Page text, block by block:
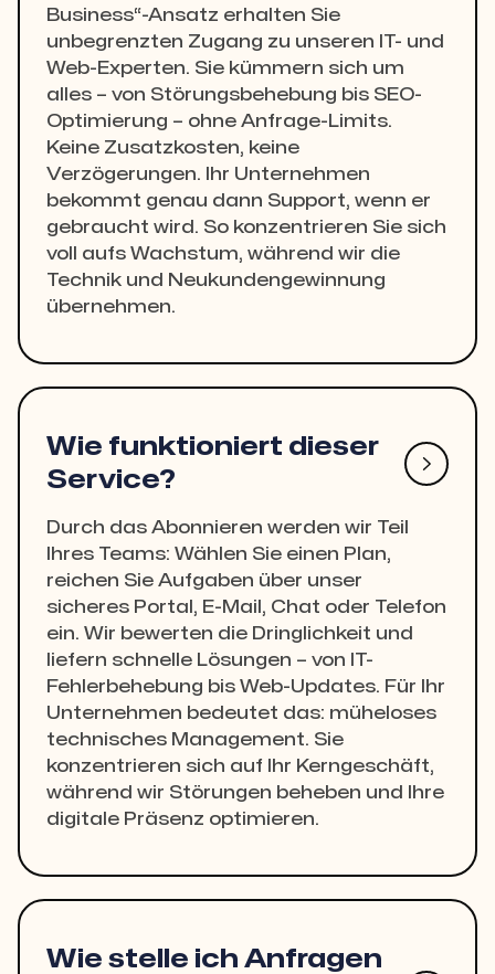
Business“-Ansatz erhalten Sie
unbegrenzten Zugang zu unseren IT- und
Web-Experten. Sie kümmern sich um
alles – von Störungsbehebung bis SEO-
Optimierung – ohne Anfrage-Limits.
Keine Zusatzkosten, keine
Verzögerungen. Ihr Unternehmen
bekommt genau dann Support, wenn er
gebraucht wird. So konzentrieren Sie sich
voll aufs Wachstum, während wir die
Technik und Neukundengewinnung
übernehmen.
Wie funktioniert dieser
Service?

Durch das Abonnieren werden wir Teil
Ihres Teams: Wählen Sie einen Plan,
reichen Sie Aufgaben über unser
sicheres Portal, E-Mail, Chat oder Telefon
ein. Wir bewerten die Dringlichkeit und
liefern schnelle Lösungen – von IT-
Fehlerbehebung bis Web-Updates. Für Ihr
Unternehmen bedeutet das: müheloses
technisches Management. Sie
konzentrieren sich auf Ihr Kerngeschäft,
während wir Störungen beheben und Ihre
digitale Präsenz optimieren.
Wie stelle ich Anfragen